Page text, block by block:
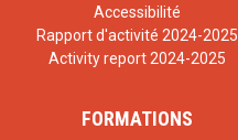
Accessibilité
Rapport d'activité 2024-2025
Activity report 2024-2025
FORMATIONS